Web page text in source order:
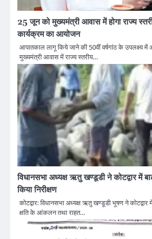
25 जून को मुख्यमंत्री आवास में होगा राज्य
कार्यक्रम का आयोजन
आपातकाल लागू किये जाने की 50वीं वर्षगांठ के उपलक्ष्य
मुख्यमंत्री आवास में राज्य स्तरीय…
विधानसभा अध्यक्ष ऋतु खण्डूडी ने कोटद्वार में
किया निरीक्षण
कोटद्वार: विधानसभा अध्यक्ष ऋतु खण्डूडी भूषण ने कोटद्वार में
क्षति के आंकलन तथा राहत…